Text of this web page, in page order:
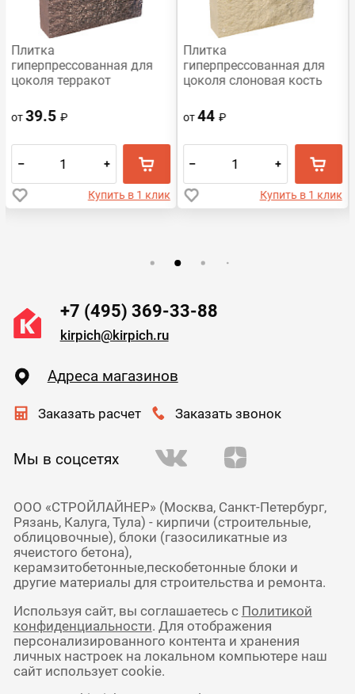
Плитка
гиперпрессованная для
цоколя терракот
250х120х30
от39.5₽
– +
Купить в 1 клик
Плитка
гиперпрессованная для
цоколя слоновая кость
250х120х30
от44₽
– +
Купить в 1 клик
+7 (495) 369-33-88
kirpich@kirpich.ru
Адреса магазинов
Заказать расчет Заказать звонок
Мы в соцсетях
ООО «СТРОЙЛАЙНЕР» (Москва, Санкт-Петербург,
Рязань, Калуга, Тула) - кирпичи (строительные,
облицовочные), блоки (газосиликатные из
ячеистого бетона),
керамзитобетонные,пескобетонные блоки и
другие материалы для строительства и ремонта.
Используя сайт, вы соглашаетесь с Политикой
конфиденциальности. Для отображения
персонализированного контента и хранения
личных настроек на локальном компьютере наш
сайт использует cookie.